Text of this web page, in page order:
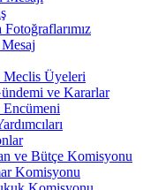
Meclis Üyeleri
ve Kararlar
ve Bütçe Komisyonu
Komisyonu